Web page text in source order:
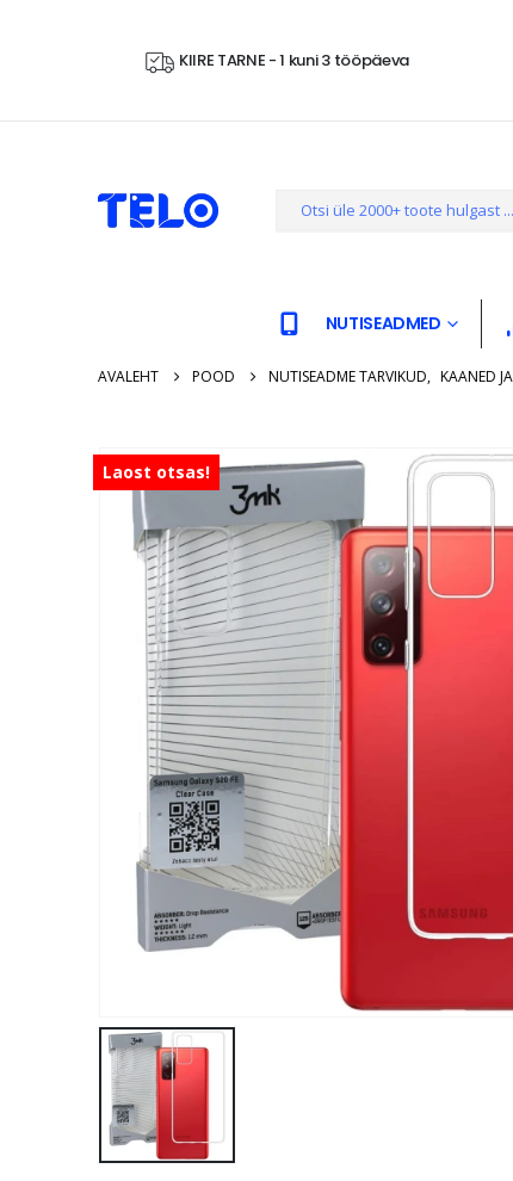
KIIRE TARNE - 1 kuni 3 tööpäeva
NUTISEADMED
AVALEHT POOD NUTISEADME TARVIKUD, KAANED
Laost otsas!